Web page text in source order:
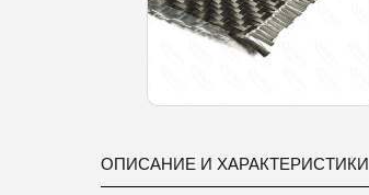
ОПИСАНИЕ И ХАРАКТЕРИСТИКИ